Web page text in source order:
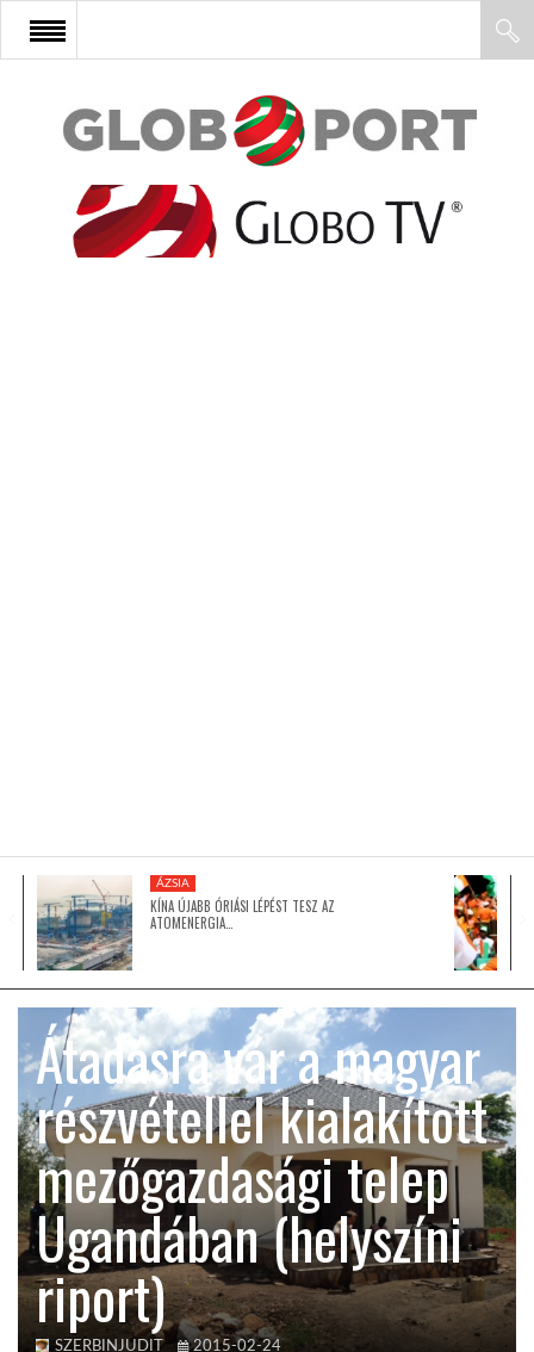
FŐOLDAL
AFRIKA
GLOBOTV BP
HÍR3D
TROPICALMAGAZIN
GLOBOTV
AFRIKA TUDÁSTÁR
A NAP SZÉPE
ÁZSIA
KÍNA ÚJABB ÓRIÁSI LÉPÉST TESZ AZ
ATOMENERGIA…
Átadásra vár a magyar
részvétellel kialakított
mezőgazdasági telep
Ugandában (helyszíni
riport)
SZERBINJUDIT 2015-02-24